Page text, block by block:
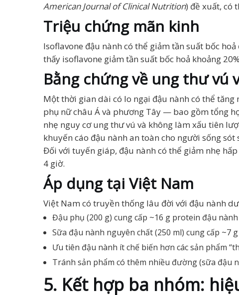
American Journal of Clinical Nutrition) đề xuất, có
Triệu chứng mãn kinh
Isoflavone đậu nành có thể giảm tần suất bốc
thấy isoflavone giảm tần suất bốc hoả khoảng
Bằng chứng về ung thư vú
Một thời gian dài có lo ngại đậu nành có thể
phụ nữ châu Á và phương Tây — bao gồm tổng
nhẹ nguy cơ ung thư vú và không làm xấu tiên
khuyến cáo đậu nành an toàn cho người sống sót
Đối với tuyến giáp, đậu nành có thể giảm nhẹ
4 giờ.
Áp dụng tại Việt Nam
Việt Nam có truyền thống lâu đời với đậu nành
Đậu phụ (200 g) cung cấp ~16 g protein đậu nành
Sữa đậu nành nguyên chất (250 ml) cung cấp ~7
Ưu tiên đậu nành ít chế biến hơn các sản phẩm
Tránh sản phẩm có thêm nhiều đường (sữa
5. Kết hợp ba nhóm: